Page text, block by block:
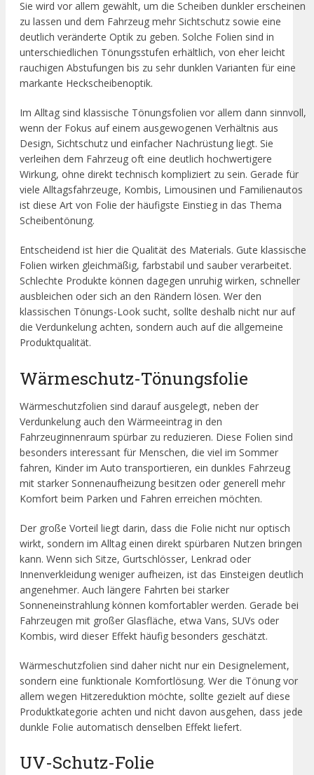
Sie wird vor allem gewählt, um die Scheiben dunkler erscheinen
zu lassen und dem Fahrzeug mehr Sichtschutz sowie eine
deutlich veränderte Optik zu geben. Solche Folien sind in
unterschiedlichen Tönungsstufen erhältlich, von eher leicht
rauchigen Abstufungen bis zu sehr dunklen Varianten für eine
markante Heckscheibenoptik.
Im Alltag sind klassische Tönungsfolien vor allem dann sinnvoll,
wenn der Fokus auf einem ausgewogenen Verhältnis aus
Design, Sichtschutz und einfacher Nachrüstung liegt. Sie
verleihen dem Fahrzeug oft eine deutlich hochwertigere
Wirkung, ohne direkt technisch kompliziert zu sein. Gerade für
viele Alltagsfahrzeuge, Kombis, Limousinen und Familienautos
ist diese Art von Folie der häufigste Einstieg in das Thema
Scheibentönung.
Entscheidend ist hier die Qualität des Materials. Gute klassische
Folien wirken gleichmäßig, farbstabil und sauber verarbeitet.
Schlechte Produkte können dagegen unruhig wirken, schneller
ausbleichen oder sich an den Rändern lösen. Wer den
klassischen Tönungs-Look sucht, sollte deshalb nicht nur auf
die Verdunkelung achten, sondern auch auf die allgemeine
Produktqualität.
Wärmeschutz-Tönungsfolie
Wärmeschutzfolien sind darauf ausgelegt, neben der
Verdunkelung auch den Wärmeeintrag in den
Fahrzeuginnenraum spürbar zu reduzieren. Diese Folien sind
besonders interessant für Menschen, die viel im Sommer
fahren, Kinder im Auto transportieren, ein dunkles Fahrzeug
mit starker Sonnenaufheizung besitzen oder generell mehr
Komfort beim Parken und Fahren erreichen möchten.
Der große Vorteil liegt darin, dass die Folie nicht nur optisch
wirkt, sondern im Alltag einen direkt spürbaren Nutzen bringen
kann. Wenn sich Sitze, Gurtschlösser, Lenkrad oder
Innenverkleidung weniger aufheizen, ist das Einsteigen deutlich
angenehmer. Auch längere Fahrten bei starker
Sonneneinstrahlung können komfortabler werden. Gerade bei
Fahrzeugen mit großer Glasfläche, etwa Vans, SUVs oder
Kombis, wird dieser Effekt häufig besonders geschätzt.
Wärmeschutzfolien sind daher nicht nur ein Designelement,
sondern eine funktionale Komfortlösung. Wer die Tönung vor
allem wegen Hitzereduktion möchte, sollte gezielt auf diese
Produktkategorie achten und nicht davon ausgehen, dass jede
dunkle Folie automatisch denselben Effekt liefert.
UV-Schutz-Folie